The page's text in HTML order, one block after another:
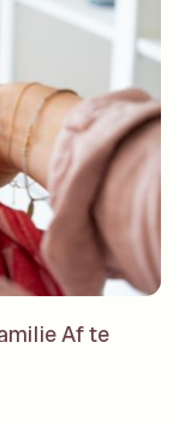
Af te